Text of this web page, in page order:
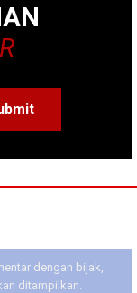
dengan bijak,
ditampilkan.